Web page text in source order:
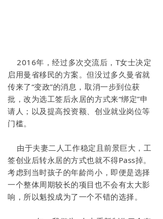
2016年，经过多次交流后，T女士决定
启用曼省移民的方案。但没过多久曼省就
传来了“变政”的消息，取消一步到位获
批，改为选工签后永居的方式来“绑定”申
请人；以及提高投资额、创业就业岗位等
门槛。
由于夫妻二人工作稳定且前景巨大，工
签创业后转永居的方式也就不得Pass掉。
考虑到当时孩子的年龄尚小，即便是选择
一个整体周期较长的项目也不会有太大影
响，所以魁投成为了一个不错的选择。